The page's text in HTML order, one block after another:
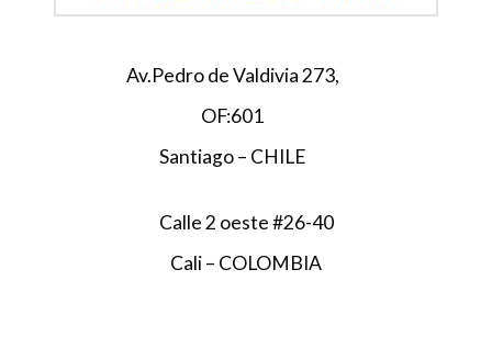
Av.Pedro de Valdivia 273,
OF:601
Santiago – CHILE
Calle 2 oeste #26-40
Cali – COLOMBIA